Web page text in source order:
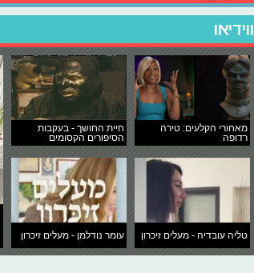
ווידיאו
מאחורי הקלעים: טירה
רדופה
חיית החושך - בעקבות
הסיפורים הקסומים
טליה עובדיה - מעלים זיכרון עומר נודלמן - מעלים זיכרון